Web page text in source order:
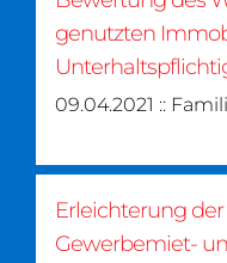
genutzten
09.04.2021 ::
Erleichterung
Gewerbemiet-